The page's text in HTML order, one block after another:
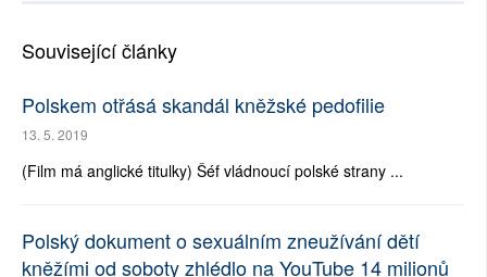
Související články
Polskem otřásá skandál kněžské pedofilie
13. 5. 2019
(Film má anglické titulky) Šéf vládnoucí polské strany ...
Polský dokument o sexuálním zneužívání dětí
kněžími od soboty zhlédlo na YouTube 14 milionů